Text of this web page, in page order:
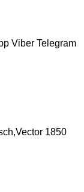
Viber Telegram
1850